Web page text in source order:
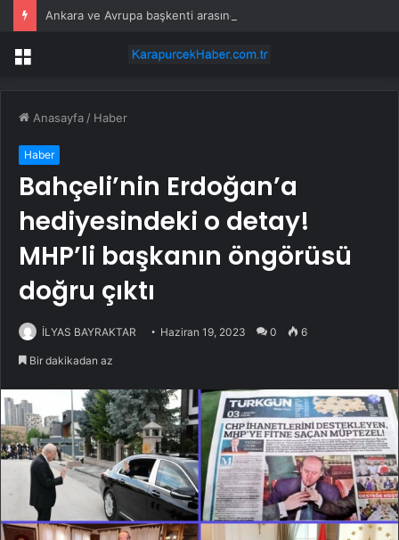
Menü
Anasayfa / Haber
Haber
Bahçeli’nin Erdoğan’a
hediyesindeki o detay!
MHP’li başkanın öngörüsü
doğru çıktı
İLYAS BAYRAKTAR Haziran 19, 2023 0 6
Bir dakikadan az